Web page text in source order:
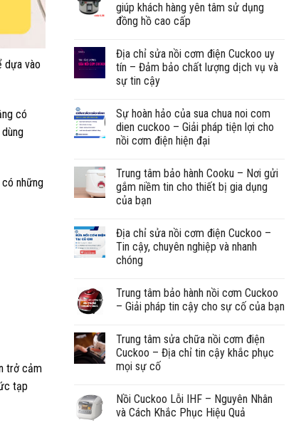
dựa vào
có
có những
trở cảm
tạp
giúp khách hàng yên tâm sử dụng
đồng hồ cao cấp
Địa chỉ sửa nồi cơm điện Cuckoo uy
tín – Đảm bảo chất lượng dịch vụ và
sự tin cậy
Sự hoàn hảo của sua chua noi com
dien cuckoo – Giải pháp tiện lợi cho
nồi cơm điện hiện đại
Trung tâm bảo hành Cooku – Nơi gửi
gắm niềm tin cho thiết bị gia dụng
của bạn
Địa chỉ sửa nồi cơm điện Cuckoo –
Tin cậy, chuyên nghiệp và nhanh
chóng
Trung tâm bảo hành nồi cơm Cuckoo
– Giải pháp tin cậy cho sự cố của bạn
Trung tâm sửa chữa nồi cơm điện
Cuckoo – Địa chỉ tin cậy khắc phục
mọi sự cố
Nồi Cuckoo Lỗi IHF – Nguyên Nhân
và Cách Khắc Phục Hiệu Quả